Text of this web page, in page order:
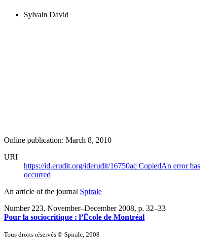
Sylvain David
Online publication: March 8, 2010
URI
https://id.erudit.org/iderudit/16750ac CopiedAn error has
occurred
An article of the journal Spirale
Number 223, November–December 2008, p. 32–33
Pour la sociocritique : l’École de Montréal
Tous droits réservés © Spirale, 2008